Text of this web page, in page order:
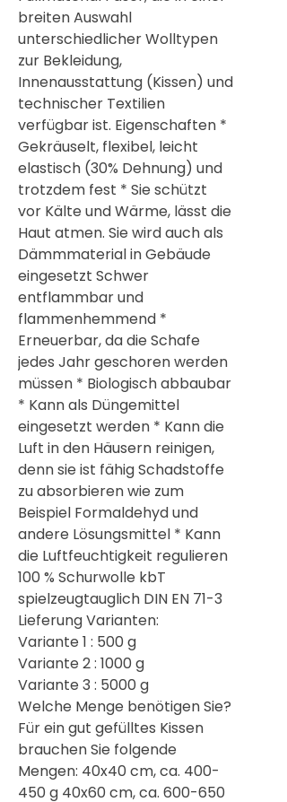
breiten Auswahl
unterschiedlicher Wolltypen
zur Bekleidung,
Innenausstattung (Kissen) und
technischer Textilien
verfügbar ist. Eigenschaften *
Gekräuselt, flexibel, leicht
elastisch (30% Dehnung) und
trotzdem fest * Sie schützt
vor Kälte und Wärme, lässt die
Haut atmen. Sie wird auch als
Dämmmaterial in Gebäude
eingesetzt Schwer
entflammbar und
flammenhemmend *
Erneuerbar, da die Schafe
jedes Jahr geschoren werden
müssen * Biologisch abbaubar
* Kann als Düngemittel
eingesetzt werden * Kann die
Luft in den Häusern reinigen,
denn sie ist fähig Schadstoffe
zu absorbieren wie zum
Beispiel Formaldehyd und
andere Lösungsmittel * Kann
die Luftfeuchtigkeit regulieren
100 % Schurwolle kbT
spielzeugtauglich DIN EN 71-3
Lieferung Varianten:
Variante 1 : 500 g
Variante 2 : 1000 g
Variante 3 : 5000 g
Welche Menge benötigen Sie?
Für ein gut gefülltes Kissen
brauchen Sie folgende
Mengen: 40x40 cm, ca. 400-
450 g 40x60 cm, ca. 600-650